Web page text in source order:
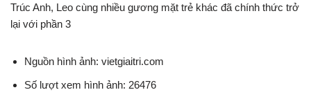
Trúc Anh, Leo cùng nhiều gương mặt trẻ khác đã chính thức trở
lại với phần 3
Nguồn hình ảnh: vietgiaitri.com
Số lượt xem hình ảnh: 26476